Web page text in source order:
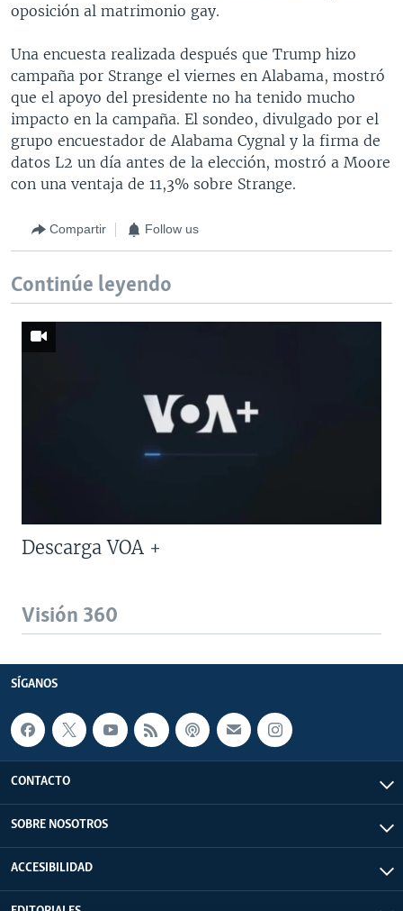
oposición al matrimonio gay.
Una encuesta realizada después que Trump hizo
campaña por Strange el viernes en Alabama, mostró
que el apoyo del presidente no ha tenido mucho
impacto en la campaña. El sondeo, divulgado por el
grupo encuestador de Alabama Cygnal y la firma de
datos L2 un día antes de la elección, mostró a Moore
con una ventaja de 11,3% sobre Strange.
Compartir Follow us
Continúe leyendo
Descarga VOA +
Visión 360
SÍGANOS
CONTACTO
SOBRE NOSOTROS
ACCESIBILIDAD